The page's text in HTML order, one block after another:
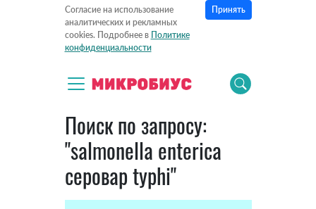
Согласие на использование
аналитических и рекламных
cookies. Подробнее в Политике
конфиденциальности
Принять
Поиск по запросу:
"salmonella enterica
серовар typhi"